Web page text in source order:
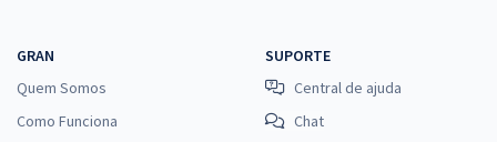
GRAN
Quem Somos
Como Funciona
SUPORTE
Central de ajuda
Chat